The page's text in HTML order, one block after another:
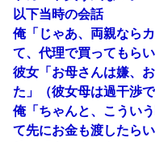
以下当時の会話
俺「じゃあ、両親なら
て、代理で買ってもらい
彼女「お母さんは嫌、
た」（彼女母は過干渉
俺「ちゃんと、こうい
て先にお金も渡したらい